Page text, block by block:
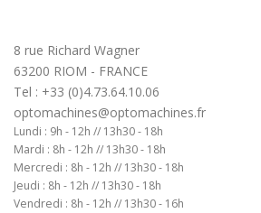
8 rue Richard Wagner
63200 RIOM - FRANCE
Tel : +33 (0)4.73.64.10.06
optomachines@optomachines.fr
Lundi : 9h - 12h // 13h30 - 18h
Mardi : 8h - 12h // 13h30 - 18h
Mercredi : 8h - 12h // 13h30 - 18h
Jeudi : 8h - 12h // 13h30 - 18h
Vendredi : 8h - 12h // 13h30 - 16h